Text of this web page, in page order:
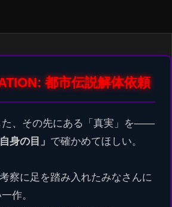
都市伝説解体依頼
た、その先にある「真実」を――
身の目」 で確かめてほしい。
に足を踏み入れたみなさんに
作。